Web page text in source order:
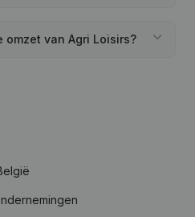
omzet van Agri Loisirs?